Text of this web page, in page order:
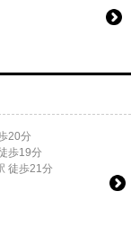
20分
歩19分
徒歩21分